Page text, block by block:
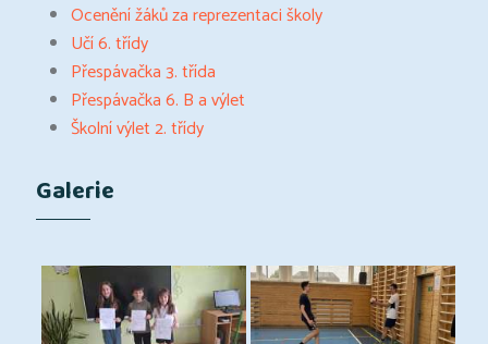
Ocenění žáků za reprezentaci školy
Učí 6. třídy
Přespávačka 3. třída
Přespávačka 6. B a výlet
Školní výlet 2. třídy
Galerie